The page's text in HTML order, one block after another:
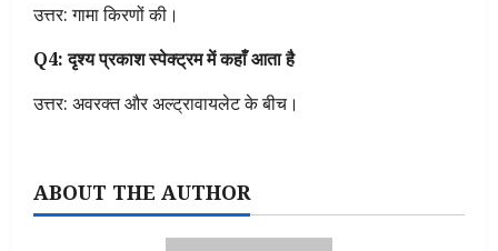
उत्तर: गामा किरणों की।
Q4: दृश्य प्रकाश स्पेक्ट्रम में कहाँ आता है
उत्तर: अवरक्त और अल्ट्रावायलेट के बीच।
ABOUT THE AUTHOR